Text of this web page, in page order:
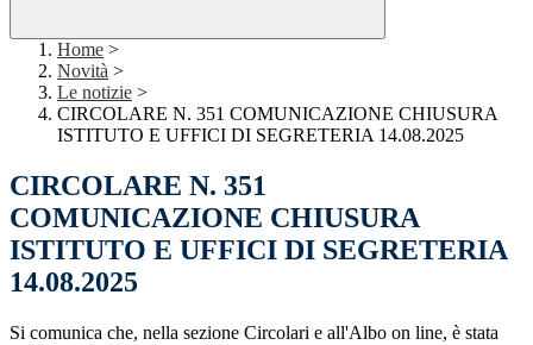
Home >
Novità >
Le notizie >
CIRCOLARE N. 351 COMUNICAZIONE CHIUSURA
ISTITUTO E UFFICI DI SEGRETERIA 14.08.2025
CIRCOLARE N. 351
COMUNICAZIONE CHIUSURA
ISTITUTO E UFFICI DI SEGRETERIA
14.08.2025
Si comunica che, nella sezione Circolari e all'Albo on line, è stata